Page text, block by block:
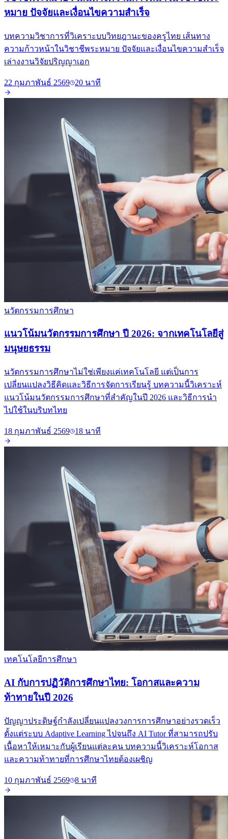
หมาย ปัจจัยและเงื่อนไขความสำเร็จ
บทความวิชาการที่วิเคราะบบวิทยฎานะของครูไทย เส้นทาง
ความก้าวหน้าในวิชาชีพระหมาย ปัจจัยและเงื่อนไขความสำเร็จ
เล่างงานวิจัยปริญญาเอก
22 กุมภาพันธ์ 2569 20 นาที
นวัตกรรมการศึกษา
แนวโน้มนวัตกรรมการศึกษา ปี 2026: จากเทคโนโลยีสู่
มนุษยธรรม
นวัตกรรมการศึกษาไม่ใช่เพียงแค่เทคโนโลยี แต่เป็นการ
เปลี่ยนแปลงวิธีคิดและวิธีการจัดการเรียนรู้ บทความนี้วิเคราะห์
แนวโน้มนวัตกรรมการศึกษาที่สำคัญในปี 2026 และวิธีการนำ
ไปใช้ในบริบทไทย
18 กุมภาพันธ์ 2569 18 นาที
เทคโนโลยีการศึกษา
AI กับการปฏิวัติการศึกษาไทย: โอกาสและความ
ท้าทายในปี 2026
ปัญญาประดิษฐ์กำลังเปลี่ยนแปลงวงการการศึกษาอย่างรวดเร็ว
ตั้งแต่ระบบ Adaptive Learning ไปจนถึง AI Tutor ที่สามารถปรับ
เนื้อหาให้เหมาะกับผู้เรียนแต่ละคน บทความนี้วิเคราะห์โอกาส
และความท้าทายที่การศึกษาไทยต้องเผชิญ
10 กุมภาพันธ์ 2569 8 นาที